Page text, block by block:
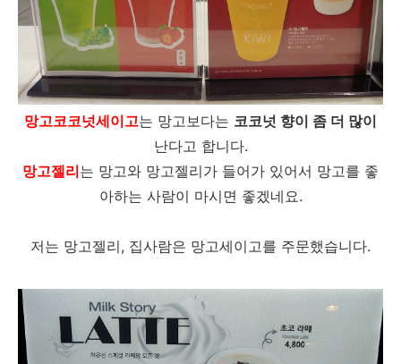
망고코코넛세이고는 망고보다는 코코넛 향이 좀 더 많이
난다고 합니다.
망고젤리는 망고와 망고젤리가 들어가 있어서 망고를 좋
아하는 사람이 마시면 좋겠네요.
저는 망고젤리, 집사람은 망고세이고를 주문했습니다.